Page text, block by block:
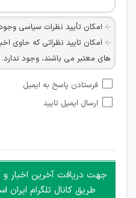
امکان تأیید نظرات سیاسی وجود
امکان تایید نظراتی که حاوی
های معتبر می باشند، وجود ندارد.
شبکه های مجازی ارتباطی می
امکان تأیید نظرات کاربرانی
هرگونه تحریک، تحقیر و
غیر مجاز می باشد.
امکان هماهنگی برای
جمعی و چه فردی توسط کاربران
فرستادن پاسخ به ایمیل
ارسال ایمیل تایید
جهت دریافت آخرین اخبار
طریق کانال تلگرام ایران